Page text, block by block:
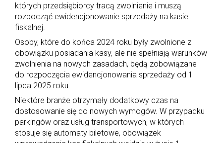
których przedsiębiorcy tracą zwolnienie i muszą
rozpocząć ewidencjonowanie sprzedaży na kasie
fiskalnej.
Osoby, które do końca 2024 roku były zwolnione z
obowiązku posiadania kasy, ale nie spełniają warunków
zwolnienia na nowych zasadach, będą zobowiązane
do rozpoczęcia ewidencjonowania sprzedaży od 1
lipca 2025 roku.
Niektóre branże otrzymały dodatkowy czas na
dostosowanie się do nowych wymogów. W przypadku
parkingów oraz usług transportowych, w których
stosuje się automaty biletowe, obowiązek